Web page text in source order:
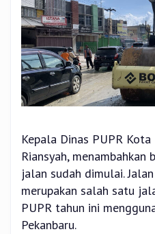
Kepala Dinas PUPR
Riansyah,
jalan sudah dimulai.
merupakan salah satu
PUPR tahun ini
Pekanbaru.